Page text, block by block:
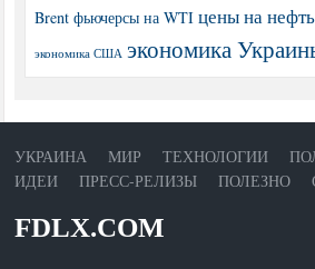
Brent фьючерсы на WTI цены на нефть
экономика США экономика
УКРАИНА МИР ТЕХНОЛОГИИ
ИДЕИ
ПРЕСС-РЕЛИЗЫ ПОЛЕЗНО
FDLX.COM